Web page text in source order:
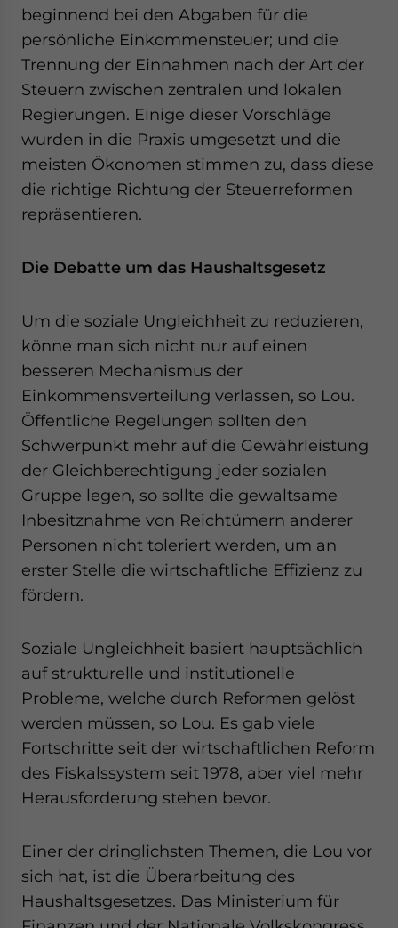
beginnend bei den Abgaben für die
persönliche Einkommensteuer; und die
Trennung der Einnahmen nach der Art der
Steuern zwischen zentralen und lokalen
Regierungen. Einige dieser Vorschläge
wurden in die Praxis umgesetzt und die
meisten Ökonomen stimmen zu, dass diese
die richtige Richtung der Steuerreformen
repräsentieren.
Die Debatte um das Haushaltsgesetz
Um die soziale Ungleichheit zu reduzieren,
könne man sich nicht nur auf einen
besseren Mechanismus der
Einkommensverteilung verlassen, so Lou.
Öffentliche Regelungen sollten den
Schwerpunkt mehr auf die Gewährleistung
der Gleichberechtigung jeder sozialen
Gruppe legen, so sollte die gewaltsame
Inbesitznahme von Reichtümern anderer
Personen nicht toleriert werden, um an
erster Stelle die wirtschaftliche Effizienz zu
fördern.
Soziale Ungleichheit basiert hauptsächlich
auf strukturelle und institutionelle
Probleme, welche durch Reformen gelöst
werden müssen, so Lou. Es gab viele
Fortschritte seit der wirtschaftlichen Reform
des Fiskalssystem seit 1978, aber viel mehr
Herausforderung stehen bevor.
Einer der dringlichsten Themen, die Lou vor
sich hat, ist die Überarbeitung des
Haushaltsgesetzes. Das Ministerium für